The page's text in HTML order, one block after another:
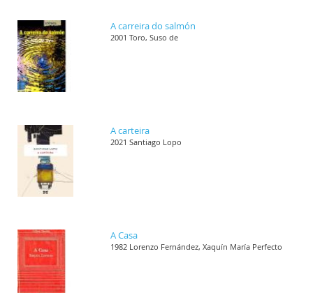
A carreira do salmón
2001 Toro, Suso de
A carteira
2021 Santiago Lopo
A Casa
1982 Lorenzo Fernández, Xaquín María Perfecto